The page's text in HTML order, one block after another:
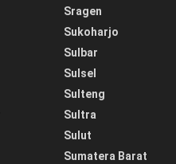
Sragen
Sukoharjo
Sulbar
Sulsel
Sulteng
Sultra
Sulut
Sumatera Barat